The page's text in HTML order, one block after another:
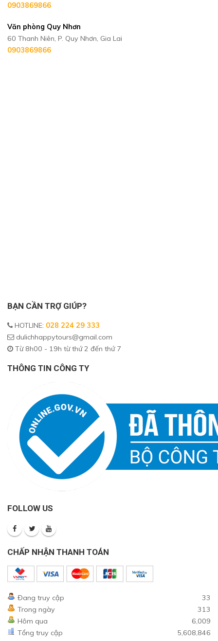
0903869866
Văn phòng Quy Nhơn
60 Thanh Niên, P. Quy Nhơn, Gia Lai
0903869866
BẠN CẦN TRỢ GIÚP?
HOTLINE: 028 224 29 333
dulichhappytours@gmail.com
Từ 8h00 - 19h từ thứ 2 đến thứ 7
THÔNG TIN CÔNG TY
FOLLOW US
CHẤP NHẬN THANH TOÁN
Đang truy cập
33
Trong ngày
313
Hôm qua
6,009
Tổng truy cập
5,608,846